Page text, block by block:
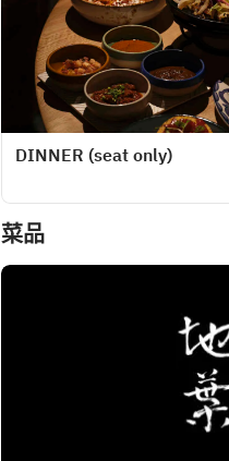
DINNER (seat only)
菜品